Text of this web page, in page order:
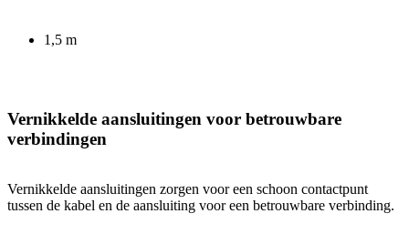
1,5 m
Vernikkelde aansluitingen voor betrouwbare
verbindingen
Vernikkelde aansluitingen zorgen voor een schoon contactpunt
tussen de kabel en de aansluiting voor een betrouwbare verbinding.